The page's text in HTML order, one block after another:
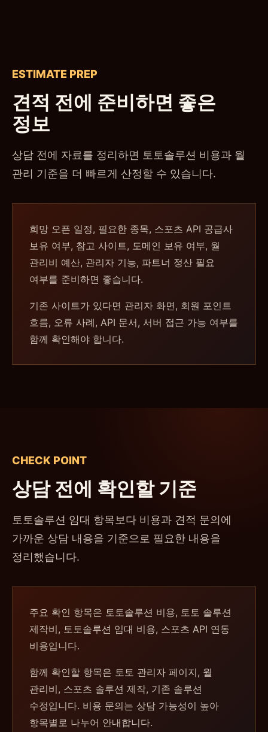
ESTIMATE PREP
견적 전에 준비하면 좋은
정보
상담 전에 자료를 정리하면 토토솔루션 비용과 월
관리 기준을 더 빠르게 산정할 수 있습니다.
희망 오픈 일정, 필요한 종목, 스포츠 API 공급사
보유 여부, 참고 사이트, 도메인 보유 여부, 월
관리비 예산, 관리자 기능, 파트너 정산 필요
여부를 준비하면 좋습니다.
기존 사이트가 있다면 관리자 화면, 회원 포인트
흐름, 오류 사례, API 문서, 서버 접근 가능 여부를
함께 확인해야 합니다.
CHECK POINT
상담 전에 확인할 기준
토토솔루션 임대 항목보다 비용과 견적 문의에
가까운 상담 내용을 기준으로 필요한 내용을
정리했습니다.
주요 확인 항목은 토토솔루션 비용, 토토 솔루션
제작비, 토토솔루션 임대 비용, 스포츠 API 연동
비용입니다.
함께 확인할 항목은 토토 관리자 페이지, 월
관리비, 스포츠 솔루션 제작, 기존 솔루션
수정입니다. 비용 문의는 상담 가능성이 높아
항목별로 나누어 안내합니다.